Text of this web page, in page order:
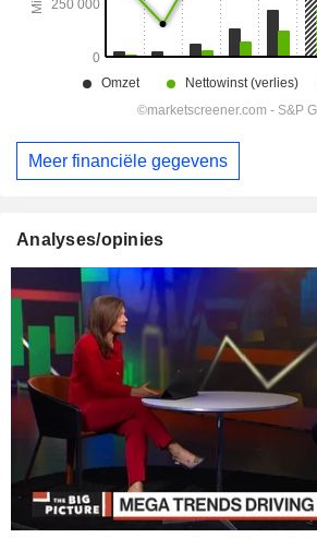
Meer financiële gegevens
Analyses/opinies